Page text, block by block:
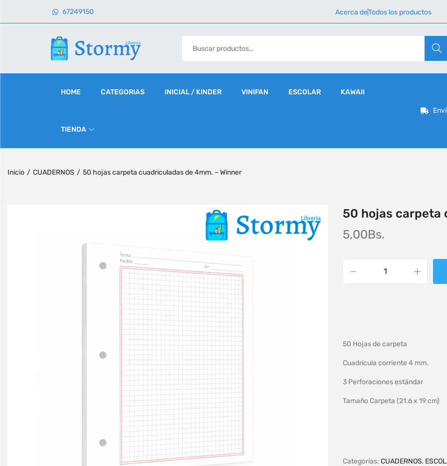
67249150 Acerca deTodos los productos
HOME CATEGORIAS INICIAL / KINDER VINIFAN ESCOLAR KAWAII
TIENDA
Inicio / CUADERNOS / 50 hojas carpeta cuadriculadas de 4mm. – Winner
50 hojas carpeta
5,00Bs.
50 Hojas de carpeta
Cuadrícula corriente 4 mm.
3 Perforaciones estándar
Tamaño Carpeta (21.6 x 19 cm)
Categorías: CUADERNOS,